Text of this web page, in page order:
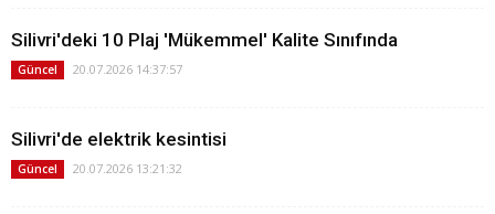
Silivri'deki 10 Plaj 'Mükemmel' Kalite Sınıfında
Güncel 20.07.2026 14:37:57
Silivri'de elektrik kesintisi
Güncel 20.07.2026 13:21:32